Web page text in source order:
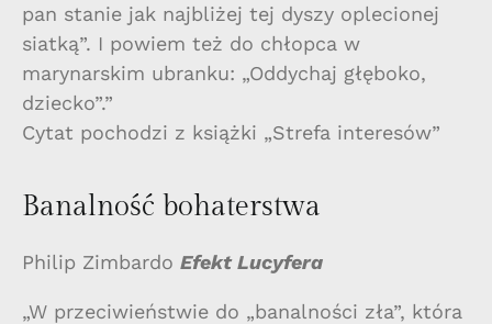
pan stanie jak najbliżej tej dyszy oplecionej
siatką”. I powiem też do chłopca w
marynarskim ubranku: „Oddychaj głęboko,
dziecko”.”
Cytat pochodzi z książki „Strefa interesów”
Banalność bohaterstwa
Philip Zimbardo Efekt Lucyfera
„W przeciwieństwie do „banalności zła”, która